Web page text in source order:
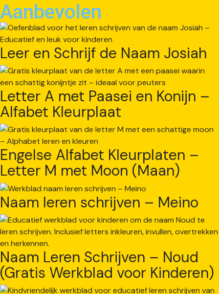
Aanbevolen
Leer en Schrijf de Naam Josiah
Letter A met Paasei en Konijn –
Alfabet Kleurplaat
Engelse Alfabet Kleurplaten –
Letter M met Moon (Maan)
Naam leren schrijven – Meino
Naam Leren Schrijven – Noud
(Gratis Werkblad voor Kinderen)